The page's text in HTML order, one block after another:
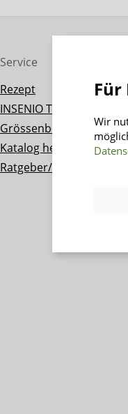
Service
Rezept
INSENIO Taler
Grössenberater
Katalog herunterladen
Ratgeber/Magazin
Für
Wir